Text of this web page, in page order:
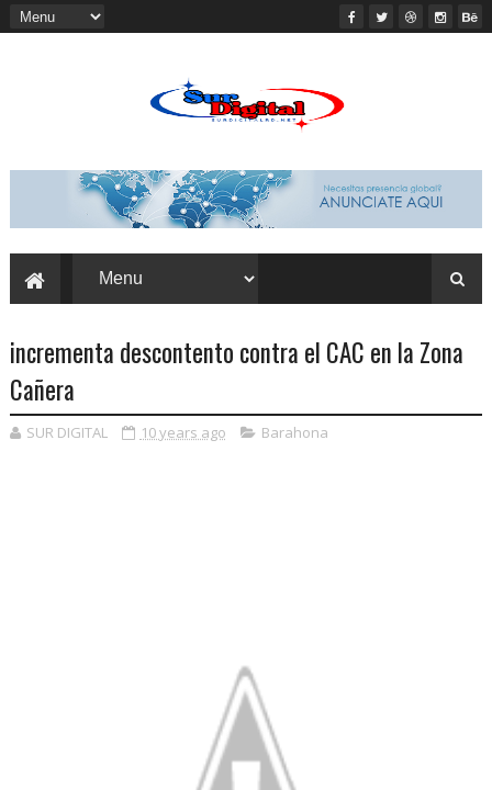
incrementa descontento contra el CAC en la Zona
Cañera
SUR DIGITAL 10 years ago Barahona